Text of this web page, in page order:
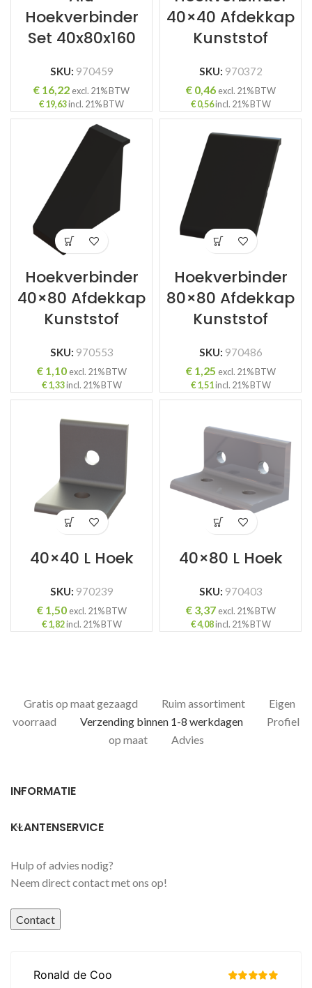
Hoekverbinder
Set 40x80x160
SKU: 970459
€ 16,22 excl. 21% BTW
€19,63incl. 21% BTW
40×40 Afdekkap
Kunststof
SKU: 970372
€0,46 excl. 21% BTW
€0,56incl. 21% BTW
Hoekverbinder
40×80 Afdekkap
Kunststof
SKU: 970553
€1,10 excl. 21% BTW
€1,33incl. 21% BTW
Hoekverbinder
80×80 Afdekkap
Kunststof
SKU: 970486
€1,25 excl. 21% BTW
€1,51incl. 21% BTW
40×40 L Hoek
SKU: 970239
€1,50 excl. 21% BTW
€1,82incl. 21% BTW
40×80 L Hoek
SKU: 970403
€3,37 excl. 21% BTW
€4,08incl. 21% BTW
Gratis op maat gezaagd Ruim assortiment
Eigen
voorraad
Verzending binnen 1-8 werkdagen
Profiel
op maat
Advies
INFORMATIE
KLANTENSERVICE
Hulp of advies nodig?
Neem direct contact met ons op!
Contact